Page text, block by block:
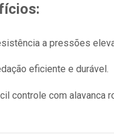
a pressões
eficiente e durável.
controle com alavanca